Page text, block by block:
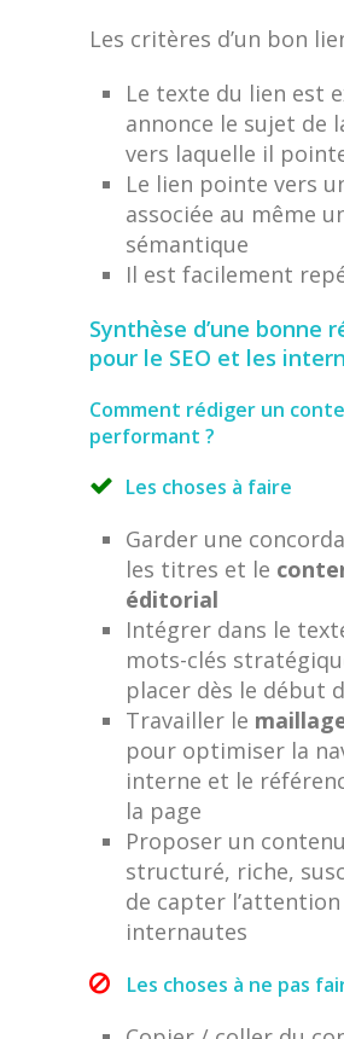
Les critères d’un bon
Le texte du lien est
annonce le sujet de
vers laquelle il
Le lien pointe vers
associée au même
sémantique
Il est facilement
Synthèse d’une bonne
pour le SEO et les
Comment rédiger un
performant ?
Les choses à faire
Garder une
les titres et le
éditorial
Intégrer dans le
mots-clés
placer dès le début
Travailler le
pour optimiser la
interne et le
la page
Proposer un contenu
structuré, riche,
de capter l’attention
internautes
Les choses à ne pas